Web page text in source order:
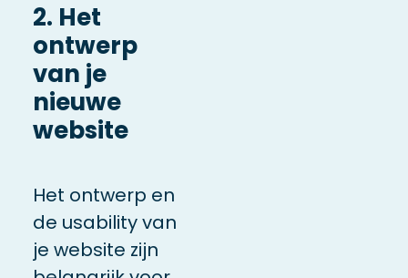
2. Het
ontwerp
van je
nieuwe
website
Het ontwerp en
de usability van
je website zijn